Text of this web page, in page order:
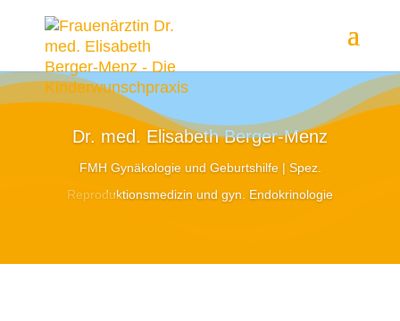
Dr. med. Elisabeth Berger-Menz
FMH Gynäkologie und Geburtshilfe | Spez.
Reproduktionsmedizin und gyn. Endokrinologie